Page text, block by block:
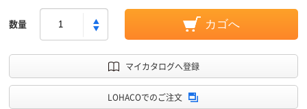
数量 カゴへ
マイカタログへ登録
LOHACOでのご注文